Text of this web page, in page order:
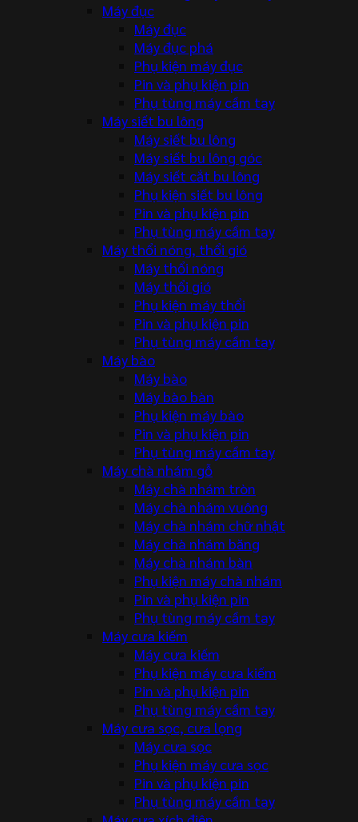
Máy đục
Máy đục
Máy đục phá
Phụ kiện máy đục
Pin và phụ kiện pin
Phụ tùng máy cầm tay
Máy siết bu lông
Máy siết bu lông
Máy siết bu lông góc
Máy siết cắt bu lông
Phụ kiện siết bu lông
Pin và phụ kiện pin
Phụ tùng máy cầm tay
Máy thổi nóng, thổi gió
Máy thổi nóng
Máy thổi gió
Phụ kiện máy thổi
Pin và phụ kiện pin
Phụ tùng máy cầm tay
Máy bào
Máy bào
Máy bào bàn
Phụ kiện máy bào
Pin và phụ kiện pin
Phụ tùng máy cầm tay
Máy chà nhám gỗ
Máy chà nhám tròn
Máy chà nhám vuông
Máy chà nhám chữ nhật
Máy chà nhám băng
Máy chà nhám bàn
Phụ kiện máy chà nhám
Pin và phụ kiện pin
Phụ tùng máy cầm tay
Máy cưa kiếm
Máy cưa kiếm
Phụ kiện máy cưa kiếm
Pin và phụ kiện pin
Phụ tùng máy cầm tay
Máy cưa sọc, cưa lọng
Máy cưa sọc
Phụ kiện máy cưa sọc
Pin và phụ kiện pin
Phụ tùng máy cầm tay